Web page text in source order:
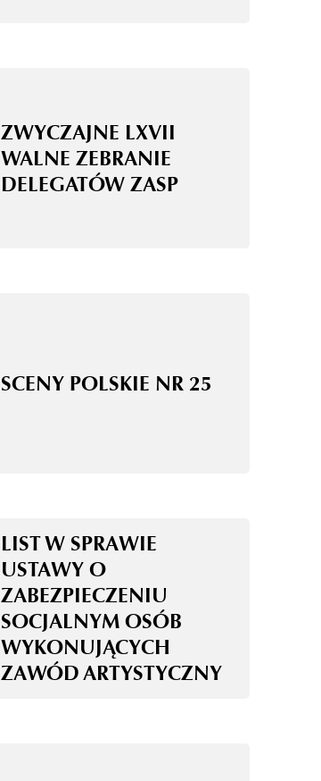
ZWYCZAJNE LXVII
WALNE ZEBRANIE
DELEGATÓW ZASP
SCENY POLSKIE NR 25
LIST W SPRAWIE
USTAWY O
ZABEZPIECZENIU
SOCJALNYM OSÓB
WYKONUJĄCYCH
ZAWÓD ARTYSTYCZNY